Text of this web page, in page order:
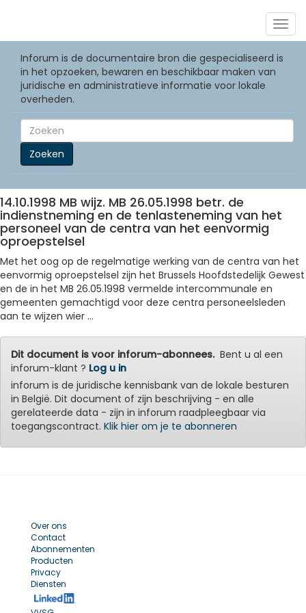
Inforum is de documentaire bron die gespecialiseerd is
in het opzoeken, bewaren en beschikbaar maken van
juridische en administratieve informatie voor lokale
overheden.
Zoeken
14.10.1998 MB wijz. MB 26.05.1998 betr. de
indienstneming en de tenlasteneming van het
personeel van de centra van het eenvormig
oproepstelsel
Met het oog op de regelmatige werking van de centra van het
eenvormig oproepstelsel zijn het Brussels Hoofdstedelijk Gewest
en de in het MB 26.05.1998 vermelde intercommunale en
gemeenten gemachtigd voor deze centra personeelsleden
aan te wijzen wier ...
Dit document is voor inforum-abonnees.Bent u al een
inforum-klant ? Log u in
inforum is de juridische kennisbank van de lokale besturen
in België. Dit document of zijn beschrijving - en alle
gerelateerde data - zijn in inforum raadpleegbaar via
toegangscontract. Klik hier om je te abonneren
Over ons
Contact
Abonnementen
Producten
Privacy
Diensten